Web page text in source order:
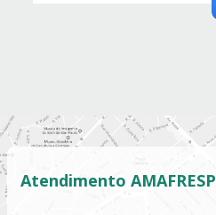
Atendimento AMAFRESP